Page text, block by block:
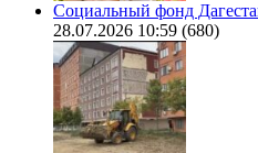
Социальный фонд
28.07.2026 10:59 (680)